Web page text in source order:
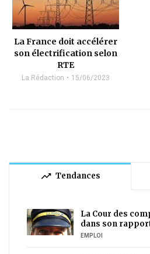
La France doit accélérer
son électrification selon
RTE
La Rédaction 15/06/2023
trending_up Tendances
La Cour des
dans son
EMPLOI